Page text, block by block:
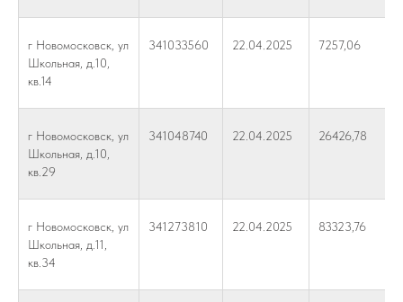
г Новомосковск, ул
Школьная, д.10,
кв.14
341033560 22.04.2025 7257,06
г Новомосковск, ул
Школьная, д.10,
кв.29
341048740 22.04.2025 26426,78
г Новомосковск, ул
Школьная, д.11,
кв.34
341273810 22.04.2025 83323,76